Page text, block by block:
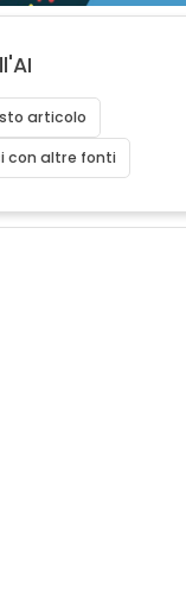
articolo
con altre fonti